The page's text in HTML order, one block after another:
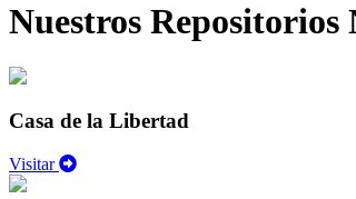
Nuestros
Casa de la Libertad
Visitar